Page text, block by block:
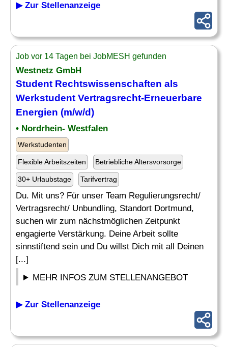
▶ Zur Stellenanzeige
Job vor 14 Tagen bei JobMESH gefunden
Westnetz GmbH
Student Rechtswissenschaften als
Werkstudent Vertragsrecht-Erneuerbare
Energien (m/w/d)
• Nordrhein- Westfalen
Werkstudenten
Flexible Arbeitszeiten Betriebliche Altersvorsorge
30+ Urlaubstage Tarifvertrag
Du. Mit uns? Für unser Team Regulierungsrecht/
Vertragsrecht/ Unbundling, Standort Dortmund,
suchen wir zum nächstmöglichen Zeitpunkt
engagierte Verstärkung. Deine Arbeit sollte
sinnstiftend sein und Du willst Dich mit all Deinen
[...]
MEHR INFOS ZUM STELLENANGEBOT
▶ Zur Stellenanzeige